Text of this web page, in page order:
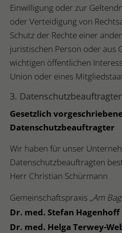
Einwilligung oder zur
oder Verteidigung von
Schutz der Rechte einer
juristischen Person oder aus
wichtigen öffentlichen
Union oder eines
3. Datenschutzbeauftragter
Gesetzlich
Datenschutzbeauftragter
Wir haben für unser
Datenschutzbeauftragten
Herr Christian Schürmann
Gemeinschaftspraxis „Am
Dr. med. Stefan Hagenhoff
Dr. med. Helga Terwey-